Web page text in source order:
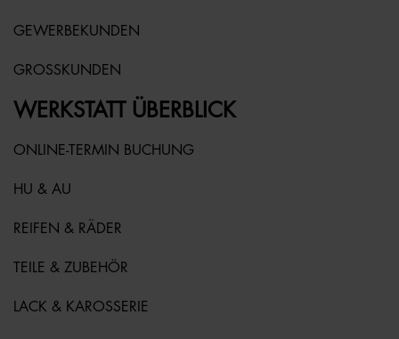
GEWERBEKUNDEN
GROSSKUNDEN
WERKSTATT ÜBERBLICK
ONLINE-TERMIN BUCHUNG
HU & AU
REIFEN & RÄDER
TEILE & ZUBEHÖR
LACK & KAROSSERIE